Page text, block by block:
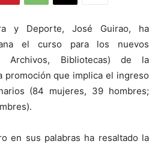
y Deporte, José Guirao, ha
el curso para los nuevos
Archivos, Bibliotecas) de la
promoción que implica el ingreso
(84 mujeres, 39 hombres;
en sus palabras ha resaltado la